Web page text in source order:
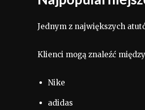
Jednym z największych
Klienci mogą znaleźć
Nike
adidas